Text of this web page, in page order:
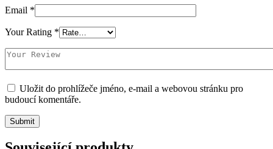
Email *
Your Rating *
Uložit do prohlížeče jméno, e-mail a webovou stránku pro
budoucí komentáře.